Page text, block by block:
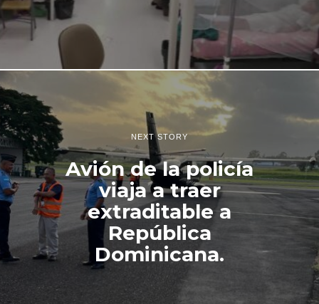
NEXT STORY
Avión de la policía
viaja a traer
extraditable a
República
Dominicana.